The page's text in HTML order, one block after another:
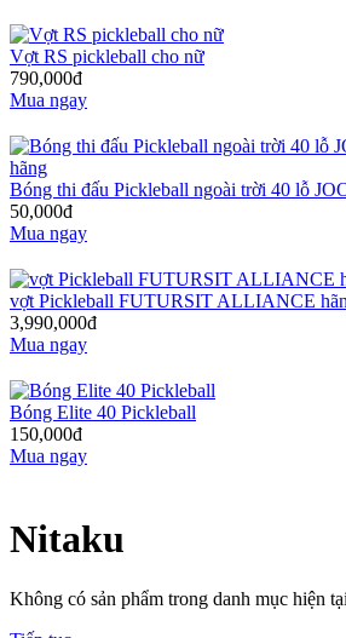
Vợt RS pickleball cho nữ
790,000đ
Mua ngay
Bóng thi đấu Pickleball ngoài trời 40 lỗ
50,000đ
Mua ngay
vợt Pickleball FUTURSIT ALLIANCE
3,990,000đ
Mua ngay
Bóng Elite 40 Pickleball
150,000đ
Mua ngay
Nitaku
Không có sản phẩm trong danh mục hiện